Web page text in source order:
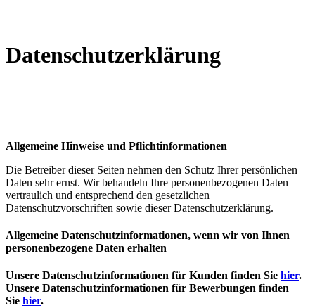
Datenschutzerklärung
Allgemeine Hinweise und Pflichtinformationen
Die Betreiber dieser Seiten nehmen den Schutz Ihrer persönlichen
Daten sehr ernst. Wir behandeln Ihre personenbezogenen Daten
vertraulich und entsprechend den gesetzlichen
Datenschutzvorschriften sowie dieser Datenschutzerklärung.
Allgemeine Datenschutzinformationen, wenn wir von Ihnen
personenbezogene Daten erhalten
Unsere Datenschutzinformationen für Kunden finden Sie hier.
Unsere Datenschutzinformationen für Bewerbungen finden
Sie hier.